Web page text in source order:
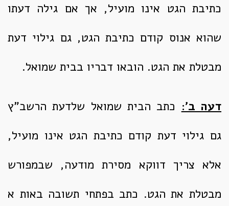
כתיבת הגט אינו מועיל, אך אם גילה דעתו
שהוא אנוס קודם כתיבת הגט, גם גילוי דעת
מבטלת את הגט. הובאו דבריו בבית שמואל.
דעה ב': כתב הבית שמואל שלדעת הרשב"ץ
גם גילוי דעת קודם כתיבת הגט אינו מועיל,
אלא צריך דווקא מסירת מודעה, שבמפורש
מבטלת את הגט. כתב בפתחי תשובה באות א